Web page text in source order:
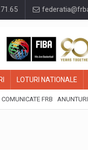
LOTURI NATIONALE
COMUNICATE FRB